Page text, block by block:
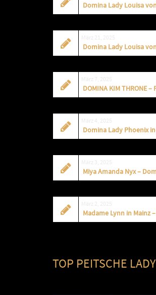
TOP PEITSCHE LADY